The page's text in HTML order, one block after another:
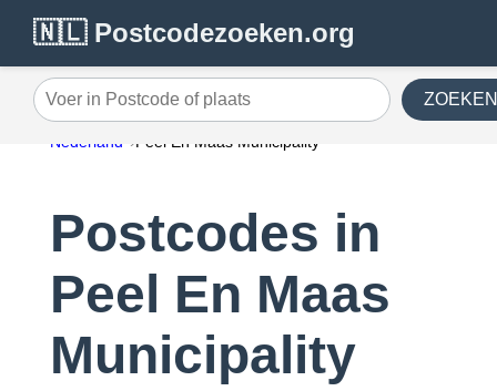
🇳🇱 Postcodezoeken.org
Voer in Postcode of plaats ZOEKEN
Nederland Peel En Maas Municipality
Postcodes in
Peel En Maas
Municipality